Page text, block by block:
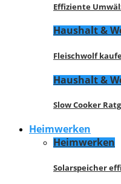
Effiziente
Haushalt &
Fleischwolf
Haushalt &
Slow Cooker
Heimwerken
Heimwerken
Solarspeicher